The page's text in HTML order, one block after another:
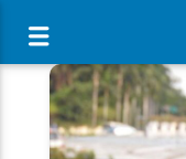
[There are no radio